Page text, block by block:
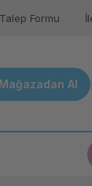
Formu
Mağazadan Al